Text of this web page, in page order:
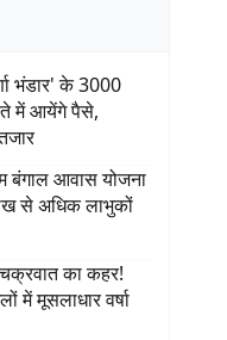
भंडार' के 3000
में आयेंगे पैसे,
बंगाल आवास योजना
से अधिक लाभुकों
का कहर!
में मूसलाधार वर्षा